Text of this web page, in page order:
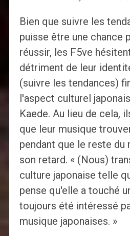
Bien que suivre les
puisse être une chance
réussir, les F5ve
détriment de leur
(suivre les tendances)
l'aspect culturel
Kaede. Au lieu de cela,
que leur musique
pendant que le reste du
son retard. « (Nous)
culture japonaise telle
pense qu'elle a touché
toujours été intéressé
musique japonaises. »